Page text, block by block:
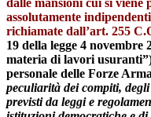
assolutamente
richiamate dall’art. 255
19 della legge 4 novembre
materia di lavori
personale delle Forze
peculiarità dei compiti,
previsti da leggi e